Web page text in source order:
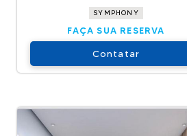
SYMPHONY
FAÇA SUA RESERVA
Contatar